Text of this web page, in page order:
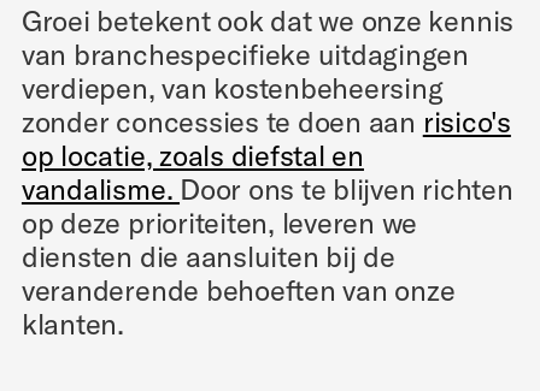
Groei betekent ook dat we onze kennis
van branchespecifieke uitdagingen
verdiepen, van kostenbeheersing
zonder concessies te doen aan risico's
op locatie, zoals diefstal en
vandalisme. Door ons te blijven richten
op deze prioriteiten, leveren we
diensten die aansluiten bij de
veranderende behoeften van onze
klanten.